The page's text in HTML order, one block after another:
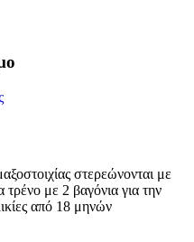
στερεώνονται με
με 2 βαγόνια για την
από 18 μηνών